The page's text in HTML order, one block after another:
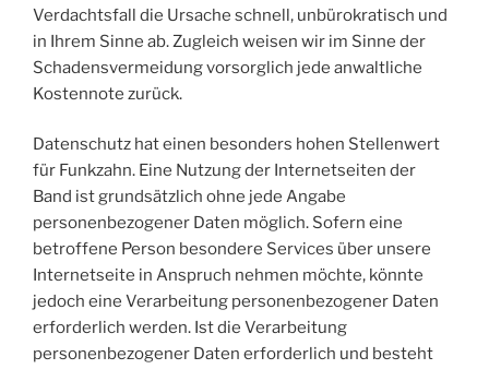
Verdachtsfall die Ursache schnell, unbürokratisch und
in Ihrem Sinne ab. Zugleich weisen wir im Sinne der
Schadensvermeidung vorsorglich jede anwaltliche
Kostennote zurück.
Datenschutz hat einen besonders hohen Stellenwert
für Funkzahn. Eine Nutzung der Internetseiten der
Band ist grundsätzlich ohne jede Angabe
personenbezogener Daten möglich. Sofern eine
betroffene Person besondere Services über unsere
Internetseite in Anspruch nehmen möchte, könnte
jedoch eine Verarbeitung personenbezogener Daten
erforderlich werden. Ist die Verarbeitung
personenbezogener Daten erforderlich und besteht